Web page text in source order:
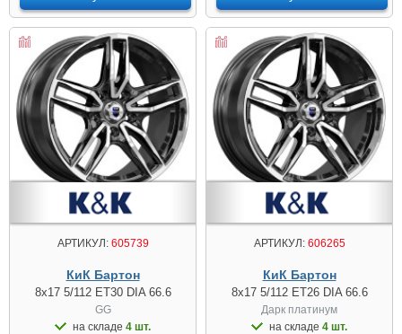
АРТИКУЛ:605739
КиК Бартон
8x17 5/112 ET30 DIA 66.6
GG
на складе 4 шт.
АРТИКУЛ:606265
КиК Бартон
8x17 5/112 ET26 DIA 66.6
Дарк платинум
на складе 4 шт.